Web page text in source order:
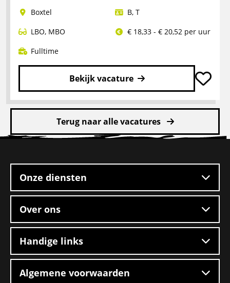
Boxtel B, T
LBO, MBO
€ 18,33 - € 20,52 per uur
Fulltime
Bekijk vacature
Lees
meer
Rangeerder
Boxtel
Terug naar alle vacatures
footer
Onze diensten
Over ons
Handige links
Algemene voorwaarden